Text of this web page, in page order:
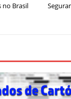
no Brasil